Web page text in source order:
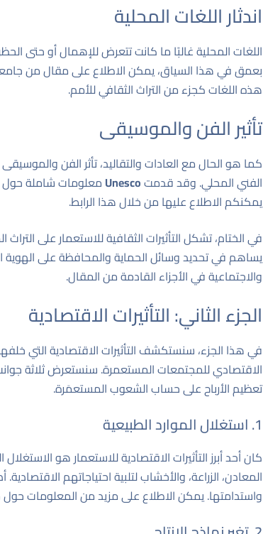
اندثار اللغات المحلية
اللغات المحلية غالبًا ما كانت تتعرض للإهمال أو حتى
بعمق في هذا السياق، يمكن الاطلاع على مقال من
هذه اللغات كجزء من التراث الثقافي للأمم.
تأثير الفن والموسيقى
كما هو الحال مع العادات والتقاليد، تأثر الفن
الفني المحلي. وقد قدمتUnesco معلومات شاملة حول
يمكنكم الاطلاع عليها من خلالهذا الرابط.
في الختام، تشكل التأثيرات الثقافية للاستعمار على
يساهم في تحديد وسائل الحماية والمحافظة على الهوية
والاجتماعية في الأجزاء القادمة من المقال.
الجزء الثاني: التأثيرات الاقتصادية
في هذا الجزء، سنستكشف التأثيرات الاقتصادية التي
الاقتصادي للمجتمعات المستعمرة. سنستعرض ثلاثة
تعظيم الأرباح على حساب الشعوب المستعمَرة.
1. استغلال الموارد الطبيعية
كان أحد أبرز التأثيرات الاقتصادية للاستعمار هو
المعادن، الزراعة، والأخشاب لتلبية احتياجاتهم
واستدامتها. يمكن الاطلاع على مزيد من المعلومات